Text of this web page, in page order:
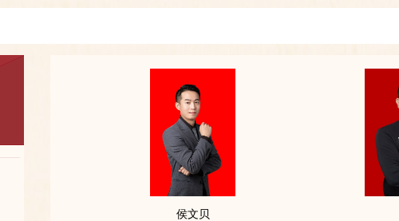
侯文贝